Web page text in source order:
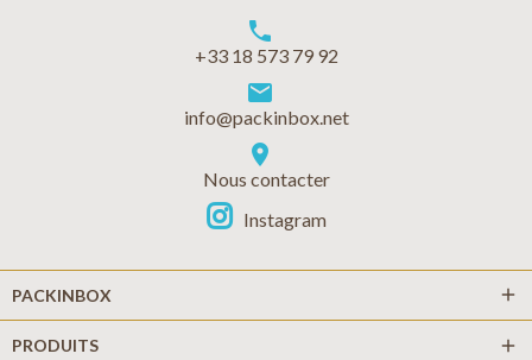
phone
+33 18 573 79 92
markunread
info@packinbox.net
location_on
Nous contacter
Instagram
PACKINBOX add
PRODUITS add